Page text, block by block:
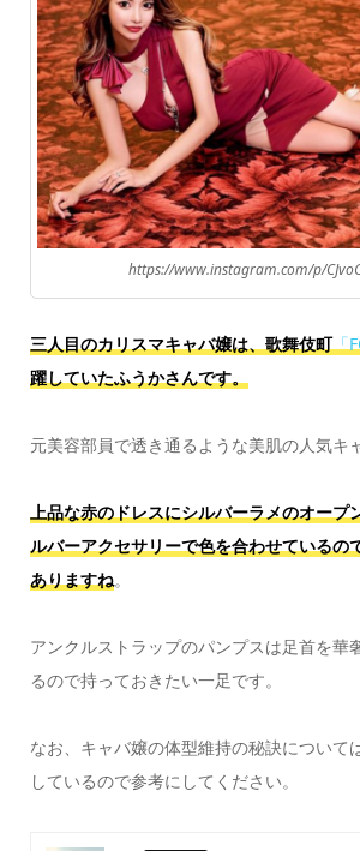
https://www.instagram.com/p/
三人目のカリスマキャバ嬢は、歌舞伎町「
躍していたふうかさんです。
元美容部員で透き通るような美肌の人気キ
上品な赤のドレスにシルバーラメのオープ
ルバーアクセサリーで色を合わせているの
ありますね。
アンクルストラップのパンプスは足首を華
るので持っておきたい一足です。
なお、キャバ嬢の体型維持の秘訣について
しているので参考にしてください。